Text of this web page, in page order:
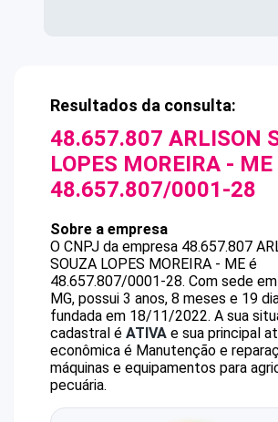
Resultados da consulta:
48.657.807 ARLISON
LOPES MOREIRA - ME
48.657.807/0001-28
Sobre a empresa
O CNPJ da empresa 48.657.807
SOUZA LOPES MOREIRA - ME é
48.657.807/0001-28. Com sede
MG, possui 3 anos, 8 meses e 19
fundada em 18/11/2022. A sua
cadastral é ATIVA e sua principal
econômica é Manutenção e
máquinas e equipamentos para
pecuária.